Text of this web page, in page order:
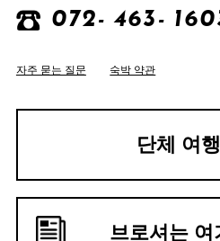
072- 463-
자주 묻는 질문 숙박 약관
단체 여
브로셔는 여